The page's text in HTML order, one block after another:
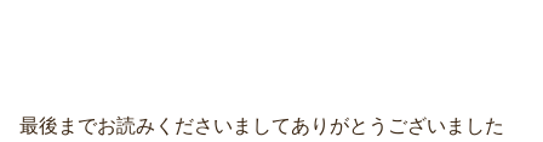
最後までお読みくださいましてありがとうございました